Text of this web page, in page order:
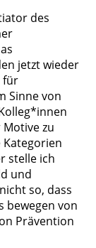
des
jetzt wieder
für
Sinne von
zu
stelle ich
und
so, dass
bewegen von
Prävention